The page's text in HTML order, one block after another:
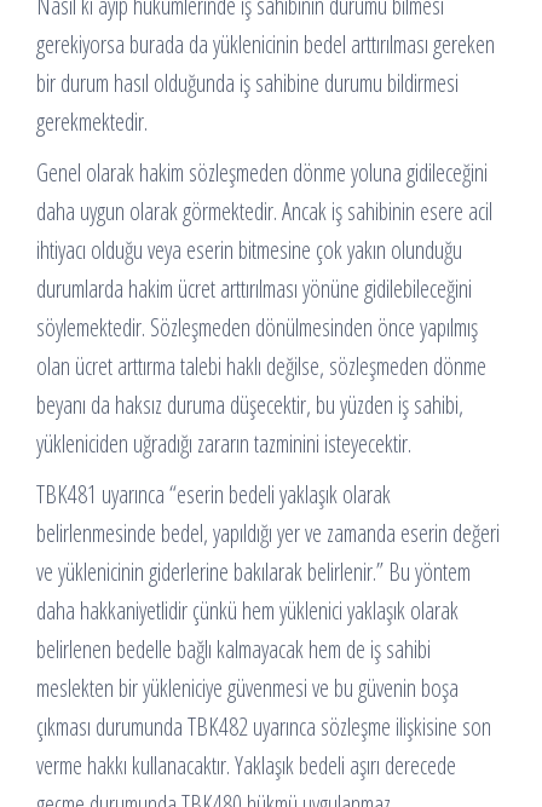
gerekiyorsa burada da yüklenicinin bedel arttırılması gereken
bir durum hasıl olduğunda iş sahibine durumu bildirmesi
gerekmektedir.
Genel olarak hakim sözleşmeden dönme yoluna gidileceğini
daha uygun olarak görmektedir. Ancak iş sahibinin esere acil
ihtiyacı olduğu veya eserin bitmesine çok yakın olunduğu
durumlarda hakim ücret arttırılması yönüne gidilebileceğini
söylemektedir. Sözleşmeden dönülmesinden önce yapılmış
olan ücret arttırma talebi haklı değilse, sözleşmeden dönme
beyanı da haksız duruma düşecektir, bu yüzden iş sahibi,
yükleniciden uğradığı zararın tazminini isteyecektir.
TBK481 uyarınca “eserin bedeli yaklaşık olarak
belirlenmesinde bedel, yapıldığı yer ve zamanda eserin değeri
ve yüklenicinin giderlerine bakılarak belirlenir.” Bu yöntem
daha hakkaniyetlidir çünkü hem yüklenici yaklaşık olarak
belirlenen bedelle bağlı kalmayacak hem de iş sahibi
meslekten bir yükleniciye güvenmesi ve bu güvenin boşa
çıkması durumunda TBK482 uyarınca sözleşme ilişkisine son
verme hakkı kullanacaktır. Yaklaşık bedeli aşırı derecede